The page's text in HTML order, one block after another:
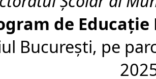
de Educație
Bucureşti, pe